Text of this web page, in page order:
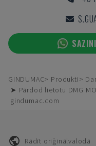
GINDUMAC Produkti
➤ Pārdod lietotu DMG
gindumac.com
Rādīt oriģinālvalodā